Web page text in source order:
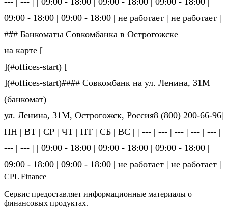
09:00 - 18:00 | 09:00 - 18:00 | не ра­бо­та­ет | не ра­бо­та­ет |
### Банкоматы Совкомбанка в Острогожске
на карте [
](#offices-start) [
](#offices-start)#### Совкомбанк на ул. Ленина, 31М
(банкомат)
ул. Ленина, 31М, Острогожск, Россия8 (800) 200-66-96|
ПН | ВТ | СР | ЧТ | ПТ | СБ | ВС | | --- | --- | --- | --- | --- |
--- | --- | | 09:00 - 18:00 | 09:00 - 18:00 | 09:00 - 18:00 |
09:00 - 18:00 | 09:00 - 18:00 | не ра­бо­та­ет | не ра­бо­та­ет |
CPL Finance
Сервис предоставляет информационные материалы о
финансовых продуктах.